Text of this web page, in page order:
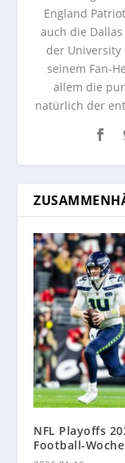
England
auch die
der University
seinem Fan-
allem die
natürlich der
NFL Playoffs
Football-